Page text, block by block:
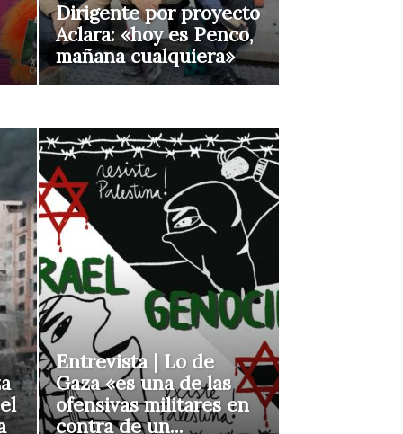
Dirigente por proyecto
Aclara: «hoy es Penco,
mañana cualquiera»
Entrevista | Lo de
Gaza «es una de las
ofensivas militares en
contra de un...